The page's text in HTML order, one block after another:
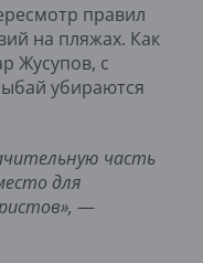
правил
на пляжах. Как
Жусупов, с
убираются
часть
для
—